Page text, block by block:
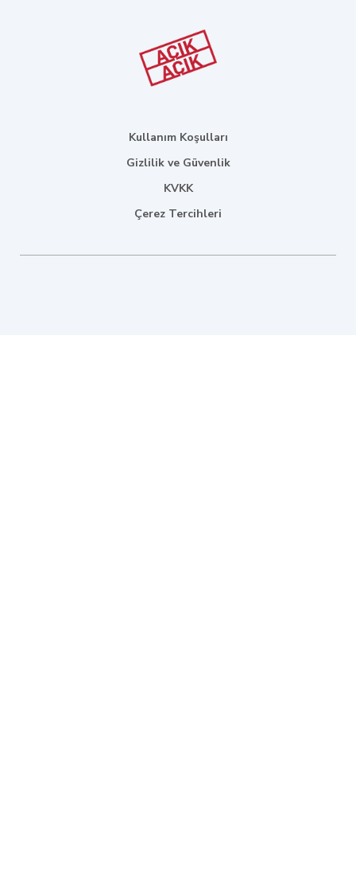
Kullanım Koşulları
Gizlilik ve Güvenlik
KVKK
Çerez Tercihleri